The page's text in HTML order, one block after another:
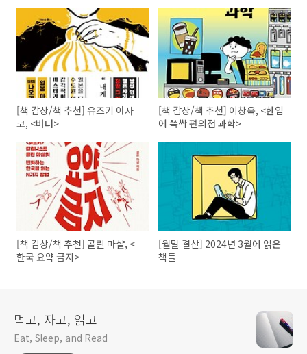
[책 감상/책 추천] 유즈키 아사
코, <버터>
[책 감상/책 추천] 이창욱, <한입
에 쓱싹 편의점 과학>
[책 감상/책 추천] 콜린 마샬, <
한국 요약 금지>
[월말 결산] 2024년 3월에 읽은
책들
먹고, 자고, 읽고
Eat, Sleep, and Read